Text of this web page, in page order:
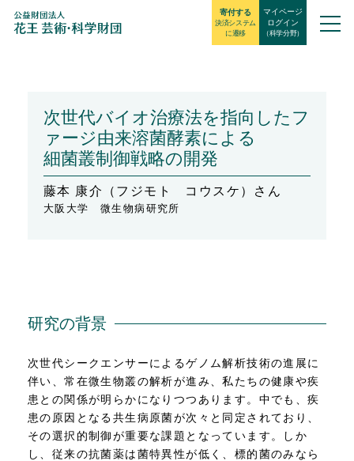
寄付する
決済システム
に遷移
マイページ
ログイン
（科学分野）
次世代バイオ治療法を指向したフ
ァージ由来溶菌酵素による
細菌叢制御戦略の開発
藤本 康介（フジモト コウスケ）さん
大阪大学 微生物病研究所
研究の背景
次世代シークエンサーによるゲノム解析技術の進展に
伴い、常在微生物叢の解析が進み、私たちの健康や疾
患との関係が明らかになりつつあります。中でも、疾
患の原因となる共生病原菌が次々と同定されており、
その選択的制御が重要な課題となっています。しか
し、従来の抗菌薬は菌特異性が低く、標的菌のみなら